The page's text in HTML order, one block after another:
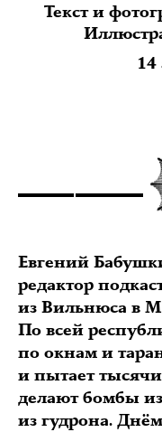
Текст и
14
Евгений
редактор
из Вильнюса в
По всей
по окнам и
и пытает
делают бомбы
из гудрона.